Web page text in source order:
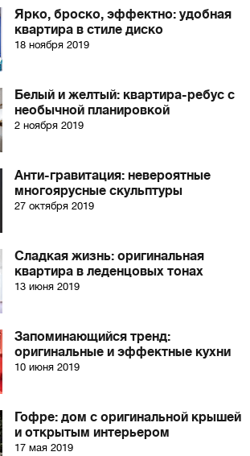
Ярко, броско, эффектно: удобная
квартира в стиле диско
18 ноября 2019
Белый и желтый: квартира-ребус с
необычной планировкой
2 ноября 2019
Анти-гравитация: невероятные
многоярусные скульптуры
27 октября 2019
Сладкая жизнь: оригинальная
квартира в леденцовых тонах
13 июня 2019
Запоминающийся тренд:
оригинальные и эффектные кухни
10 июня 2019
Гофре: дом с оригинальной крышей
и открытым интерьером
17 мая 2019